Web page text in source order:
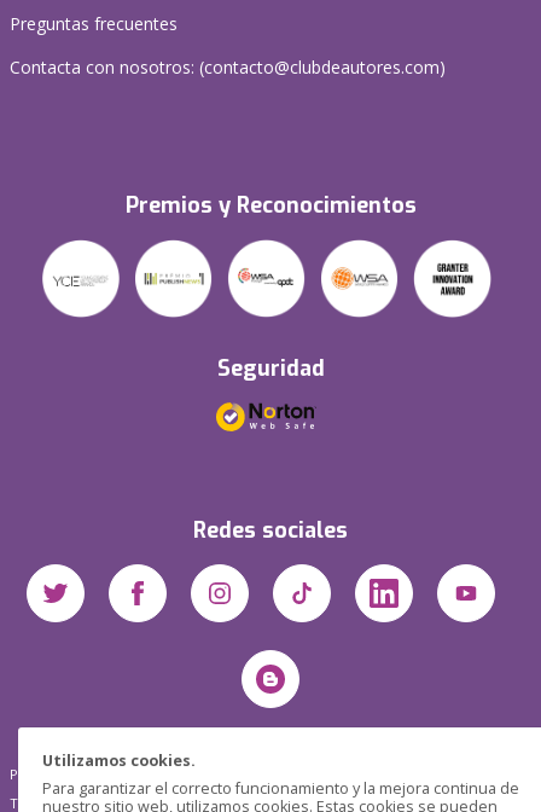
Utilizamos cookies.
Para garantizar el correcto funcionamiento y la mejora continua de
nuestro sitio web, utilizamos cookies. Estas cookies se pueden
Preguntas frecuentes
Contacta con nosotros: (contacto@clubdeautores.com)
Premios y Reconocimientos
Seguridad
Redes sociales
Pensática Lda., Número de Identificação Fiscal 517215560
Travessa de São Pedro, n° 8 - Lisboa - Portugal 1200-432